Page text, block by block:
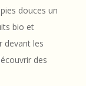
douces un
bio et
devant les
des